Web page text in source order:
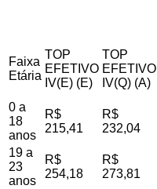
Faixa
Etária
TOP
EFETIVO
IV(E) (E)
TOP
EFETIVO
IV(Q) (A)
0 a
18
anos
R$
215,41
R$
232,04
19 a
23
anos
R$
254,18
R$
273,81